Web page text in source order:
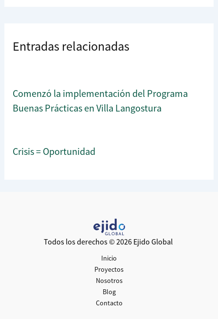
Entradas relacionadas
Comenzó la implementación del Programa
Buenas Prácticas en Villa Langostura
Crisis = Oportunidad
Todos los derechos © 2026 Ejido Global
Inicio
Proyectos
Nosotros
Blog
Contacto